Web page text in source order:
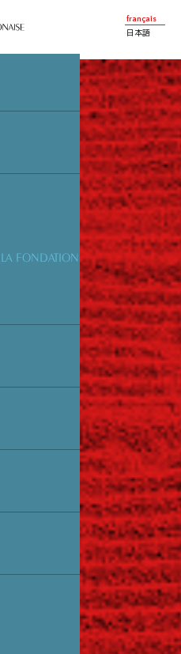
français
日本語
FONDATION